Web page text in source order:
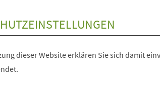
dieser Website erklären Sie sich damit